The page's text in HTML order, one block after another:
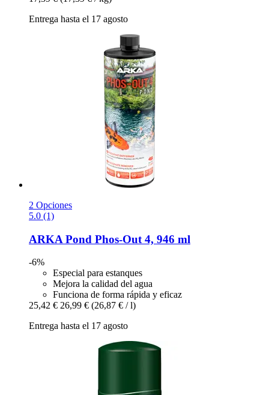
Entrega hasta el 17 agosto
2 Opciones
5.0 (1)
ARKA Pond Phos-​Out 4, 946 ml
-6%
Especial para estanques
Mejora la calidad del agua
Funciona de forma rápida y eficaz
25,42 € 26,99 € (26,87 € / l)
Entrega hasta el 17 agosto